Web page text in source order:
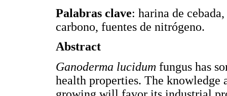
Palabras clave: harina de
carbono, fuentes de nitrógeno.
Abstract
Ganoderma lucidum fungus has
health properties. The